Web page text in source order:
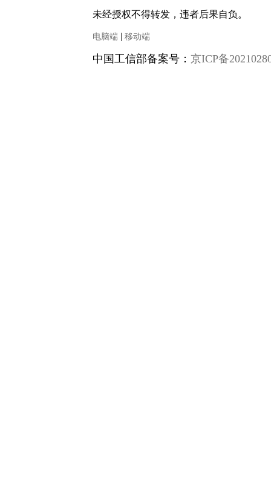
未经授权不得转发，违者后果自负。
电脑端| 移动端
中国工信部备案号： 京ICP备